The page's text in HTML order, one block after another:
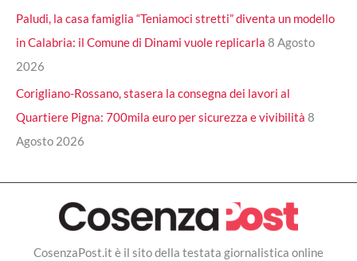
Paludi, la casa famiglia “Teniamoci stretti” diventa un modello
in Calabria: il Comune di Dinami vuole replicarla 8 Agosto
2026
Corigliano-Rossano, stasera la consegna dei lavori al
Quartiere Pigna: 700mila euro per sicurezza e vivibilità 8
Agosto 2026
CosenzaPost.it è il sito della testata giornalistica online